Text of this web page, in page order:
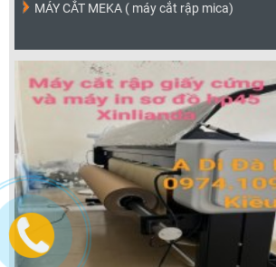
MÁY CẮT MEKA ( máy cắt rập mica)